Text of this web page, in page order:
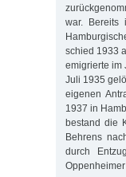
war. Bereits
schied 1933
emigrierte im
Juli 1935
eigenen
1937 in
bestand die
Behrens
durch